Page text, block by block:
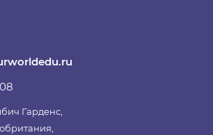
Гарденс,